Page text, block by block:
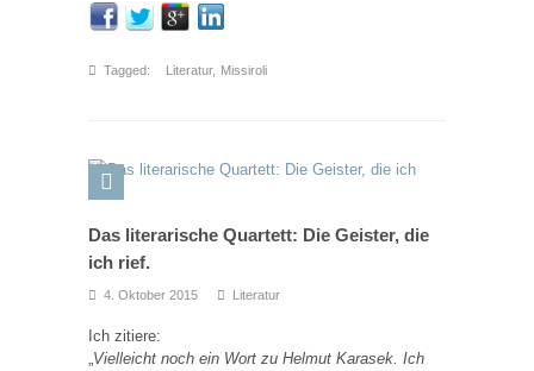
Tagged: Literatur, Missiroli
Das literarische Quartett: Die Geister, die
ich rief.
4. Oktober 2015 Literatur
Ich zitiere:
„Vielleicht noch ein Wort zu Helmut Karasek. Ich